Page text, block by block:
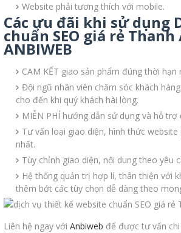
Website phải tương thích với mobile.
Các ưu đãi khi sử dụng
chuẩn SEO giá rẻ
ANBIWEB
CAM KẾT giao sản phẩm đúng thời
Đội ngũ nhân viên chăm sóc khách
cho đến khi quý khách hài lòng.
MIỄN PHÍ hướng dẫn sử dụng và hỗ trợ
Tư vấn loại giao diện, hình thức
nhất.
Tùy chỉnh giao diện, nội dung theo yêu
Hệ thống quản trị hợp lí, thân thiện với
thêm bớt các tùy chọn dễ dàng theo
Liên hệ ngay với Anbiweb để được tư vấn